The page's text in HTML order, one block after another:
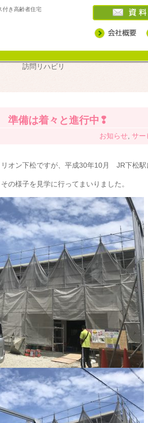
付き高齢者住宅
訪問リハビリ
準備は着々と進行中❢
お知らせ サー
オン下松ですが、平成30年10月 JR下松駅
の様子を見学に行ってまいりました。